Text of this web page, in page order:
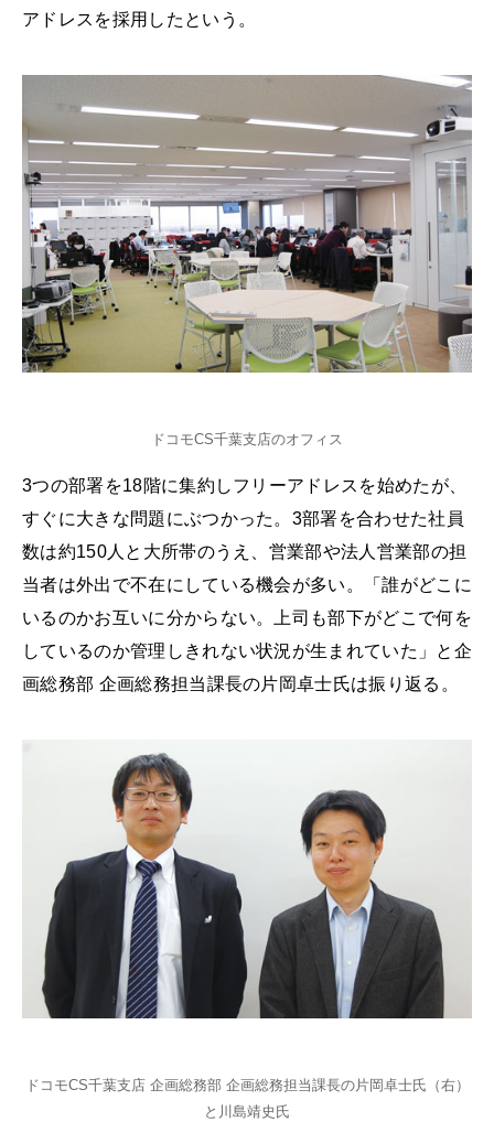
アドレスを採用したという。
ドコモCS千葉支店のオフィス
3つの部署を18階に集約しフリーアドレスを始めたが、
すぐに大きな問題にぶつかった。3部署を合わせた社員
数は約150人と大所帯のうえ、営業部や法人営業部の担
当者は外出で不在にしている機会が多い。「誰がどこに
いるのかお互いに分からない。上司も部下がどこで何を
しているのか管理しきれない状況が生まれていた」と企
画総務部 企画総務担当課長の片岡卓士氏は振り返る。
ドコモCS千葉支店 企画総務部 企画総務担当課長の片岡卓士氏（右）
と川島靖史氏